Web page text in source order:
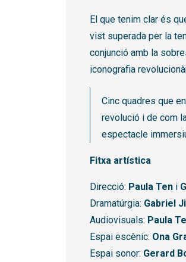
El que tenim clar és
vist superada per la
conjunció amb la
iconografia
Cinc quadres que
revolució i de com
espectacle
Fitxa artística
Direcció: Paula Ten i
Dramatúrgia: Gabriel
Audiovisuals: Paula
Espai escènic: Ona
Espai sonor: Gerard